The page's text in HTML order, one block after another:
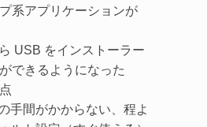
系アプリケーションが
USB をインストーラー
できるようになった
手間がかからない、程よ